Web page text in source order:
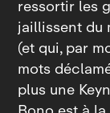
ressortir les
jaillissent du
(et qui, par
mots
plus une